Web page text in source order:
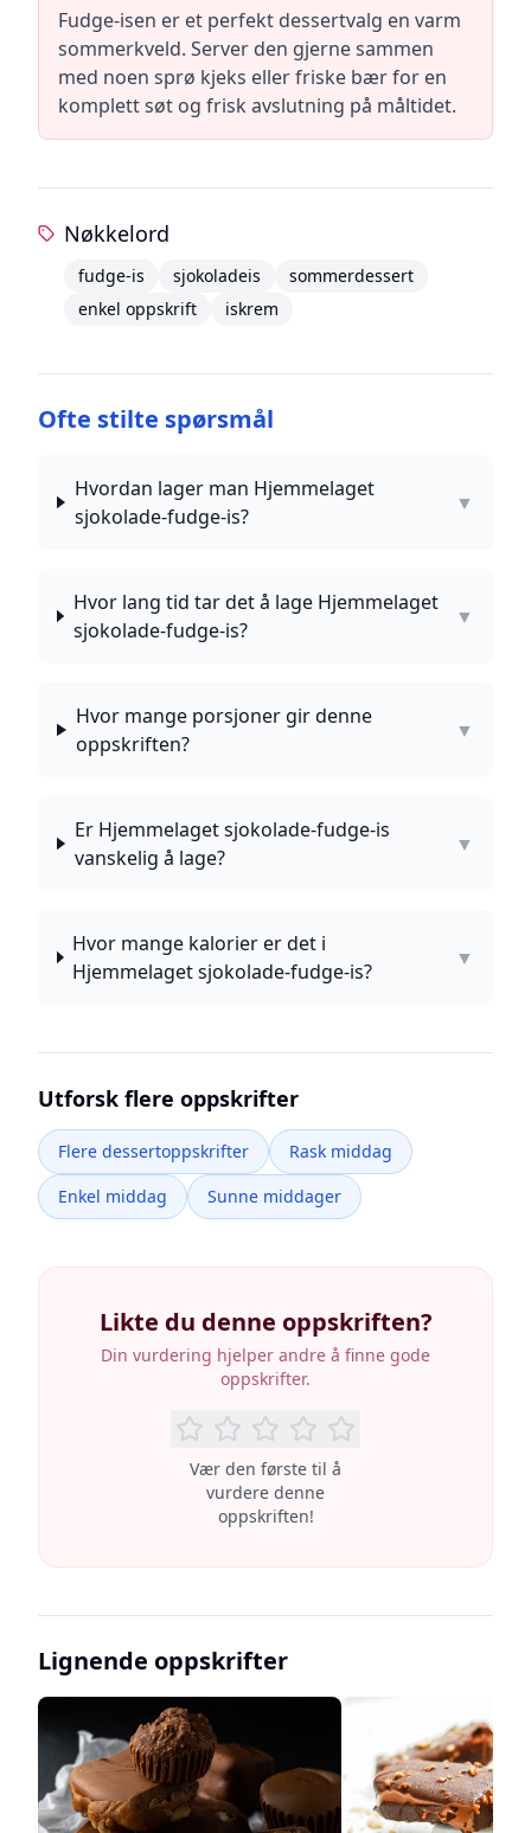
Fudge-isen er et perfekt dessertvalg en varm
sommerkveld. Server den gjerne sammen
med noen sprø kjeks eller friske bær for en
komplett søt og frisk avslutning på måltidet.
Nøkkelord
fudge-is sjokoladeis
sommerdessert
enkel oppskrift
iskrem
Ofte stilte spørsmål
Hvordan lager man Hjemmelaget
sjokolade-fudge-is?
▼
Hvor lang tid tar det å lage Hjemmelaget
sjokolade-fudge-is?
▼
Hvor mange porsjoner gir denne
oppskriften?
▼
Er Hjemmelaget sjokolade-fudge-is
vanskelig å lage?
▼
Hvor mange kalorier er det i
Hjemmelaget sjokolade-fudge-is?
▼
Utforsk flere oppskrifter
Flere dessertoppskrifter
Rask middag
Enkel middag
Sunne middager
Likte du denne oppskriften?
Din vurdering hjelper andre å finne gode
oppskrifter.
Vær den første til å
vurdere denne
oppskriften!
Lignende oppskrifter